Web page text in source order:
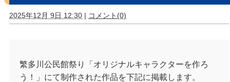
2025年12月 9日 12:30 | コメント(0)
繁多川公民館祭り「オリジナルキャラクターを作ろ
う！」にて制作された作品を下記に掲載します。